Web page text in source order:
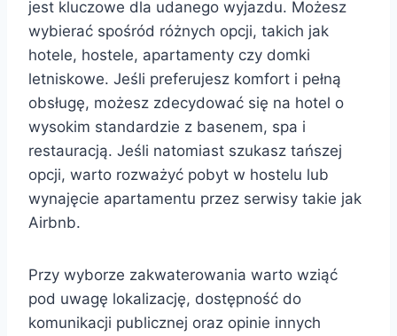
jest kluczowe dla udanego wyjazdu. Możesz
wybierać spośród różnych opcji, takich jak
hotele, hostele, apartamenty czy domki
letniskowe. Jeśli preferujesz komfort i pełną
obsługę, możesz zdecydować się na hotel o
wysokim standardzie z basenem, spa i
restauracją. Jeśli natomiast szukasz tańszej
opcji, warto rozważyć pobyt w hostelu lub
wynajęcie apartamentu przez serwisy takie jak
Airbnb.
Przy wyborze zakwaterowania warto wziąć
pod uwagę lokalizację, dostępność do
komunikacji publicznej oraz opinie innych